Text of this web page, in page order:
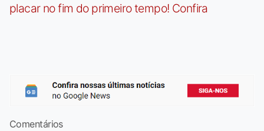
placar no fim do primeiro tempo! Confira
Comentários